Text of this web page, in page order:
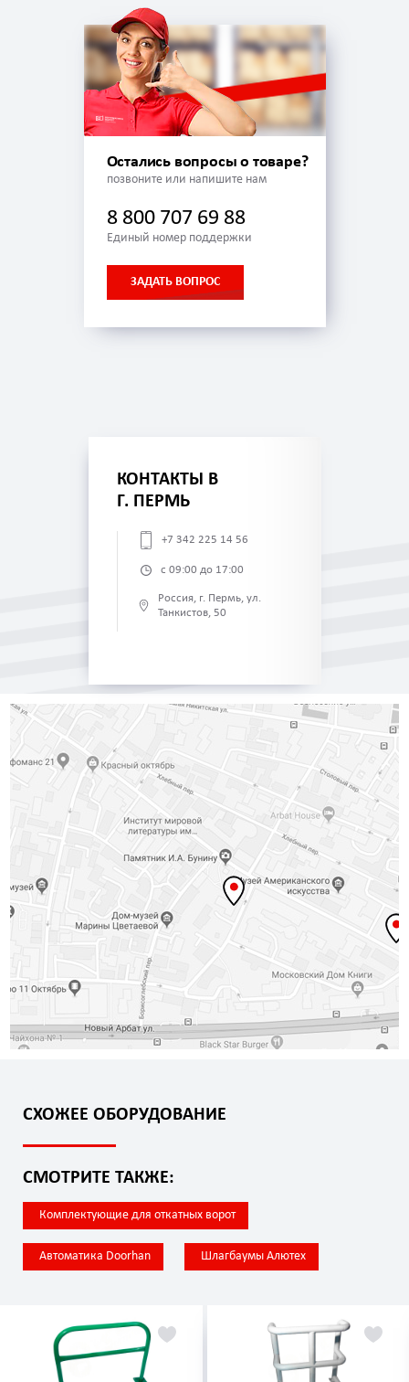
Остались вопросы о товаре?
позвоните или напишите нам
8 800 707 69 88
Единый номер поддержки
ЗАДАТЬ ВОПРОС
КОНТАКТЫ В
Г. ПЕРМЬ
+7 342 225 14 56
с 09:00 до 17:00
Россия, г. Пермь, ул.
Танкистов, 50
СХОЖЕЕ ОБОРУДОВАНИЕ
СМОТРИТЕ ТАКЖЕ:
Комплектующие для откатных ворот
Автоматика Doorhan Шлагбаумы Алютех